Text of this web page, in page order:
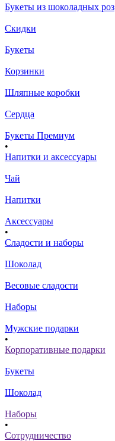
Букеты из шоколадных роз
Скидки
Букеты
Корзинки
Шляпные коробки
Сердца
Букеты Премиум
•
Напитки и аксессуары
Чай
Напитки
Аксессуары
•
Сладости и наборы
Шоколад
Весовые сладости
Наборы
Мужские подарки
•
Корпоративные подарки
Букеты
Шоколад
Наборы
•
Сотрудничество